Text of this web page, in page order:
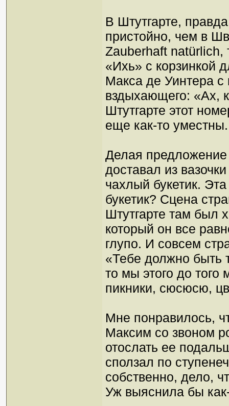
В Штутгарте,
пристойно, чем в
Zauberhaft natürlich,
«Ихь» с корзинкой
Макса де Уинтера с
вздыхающего: «Ах,
Штутгарте этот
еще как-то уместны.
Делая предложение
доставал из
чахлый букетик.
букетик? Сцена
Штутгарте там был
который он все
глупо. И совсем
«Тебе должно быть
то мы этого до
пикники, сюсюсю,
Мне понравилось,
Максим со звоном
отослать ее
сползал по
собственно, дело,
Уж выяснила бы